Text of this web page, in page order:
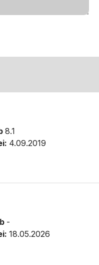
8.1
4.09.2019
-
18.05.2026